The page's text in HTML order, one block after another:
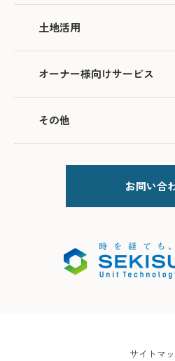
土地活用
オーナー様向けサービス
その他
お問い合
サイトマ